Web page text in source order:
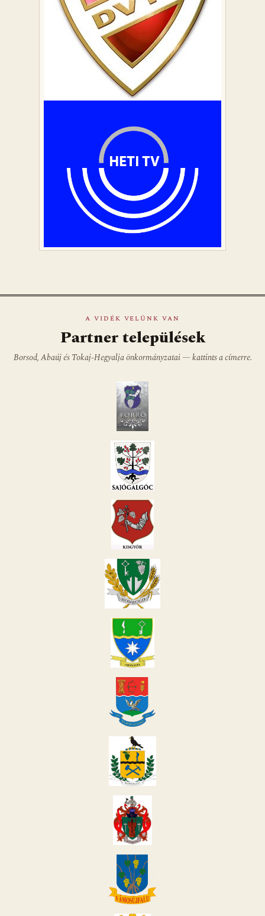
A VIDÉK VELÜNK VAN
Partner települések
Borsod, Abaúj és Tokaj-Hegyalja önkormányzatai — kattints a címerre.